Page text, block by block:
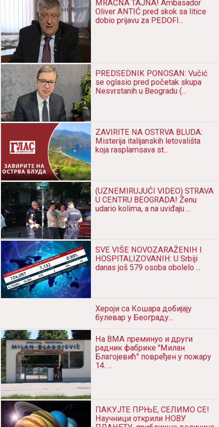
MRAČNA TAJNA! Ambasador
Oliver ANTIĆ pred skok sa litice
dobio prijavu za PEDOFI...
PREDSEDNIK PONOSAN: Vučić
se oglasio pred početak skupa
Nesvrstanih u Beogradu (...
ZAVIRITE NA OSTRVA BLUDA:
Misterija italijanskih letovališta
koja rasplamsava st...
(UZNEMIRUJUĆI VIDEO) STRAVA
U CENTRU BEOGRADA! Ženu
udario kolima, a na uviđaju ...
SVE VIŠE NOVOZARAŽENIH I
HOSPITALIZOVANIH: U Srbiji
danas još 579 osoba obolelo ...
Хероји са Кошара добијају
булевар у Београду...
На ВМА преминуо и други
радник фабрике "Милан
Благојевић" повређен у пожару
14. ...
ПАКУЈТЕ ПРЊЕ, СЕЛИМО СЕ!
Научници открили НОВУ